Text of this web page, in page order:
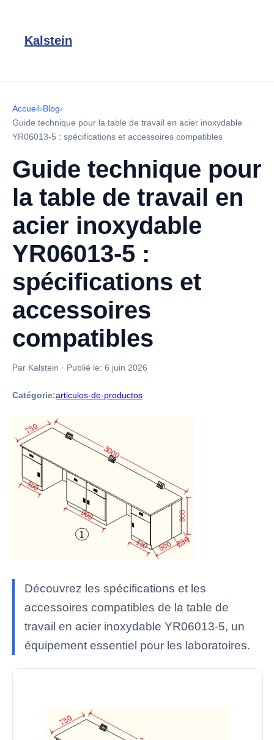
Kalstein
Accueil›Blog›
Guide technique pour la table de travail en acier inoxydable
YR06013-5 : spécifications et accessoires compatibles
Guide technique pour
la table de travail en
acier inoxydable
YR06013-5 :
spécifications et
accessoires
compatibles
Par Kalstein · Publié le: 6 juin 2026
Catégorie:articulos-de-productos
Découvrez les spécifications et les
accessoires compatibles de la table de
travail en acier inoxydable YR06013-5, un
équipement essentiel pour les laboratoires.